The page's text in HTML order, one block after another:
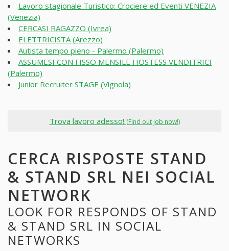
Lavoro stagionale Turistico: Crociere ed Eventi VENEZIA
(Venezia)
CERCASI RAGAZZO (Ivrea)
ELETTRICISTA (Arezzo)
Autista tempo pieno - Palermo (Palermo)
ASSUMESI CON FISSO MENSILE HOSTESS VENDITRICI
(Palermo)
Junior Recruiter STAGE (Vignola)
Trova lavoro adesso! (Find out job now!)
CERCA RISPOSTE STAND
& STAND SRL NEI SOCIAL
NETWORK
LOOK FOR RESPONDS OF STAND
& STAND SRL IN SOCIAL
NETWORKS